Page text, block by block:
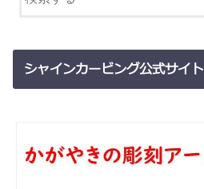
シャインカービング公式サイト